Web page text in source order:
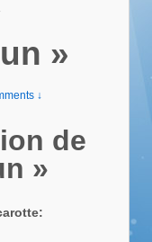
»
↓
de
»